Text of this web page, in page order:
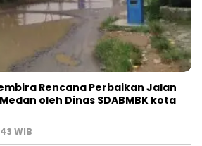
Rencana Perbaikan Jalan
oleh Dinas SDABMBK kota
WIB